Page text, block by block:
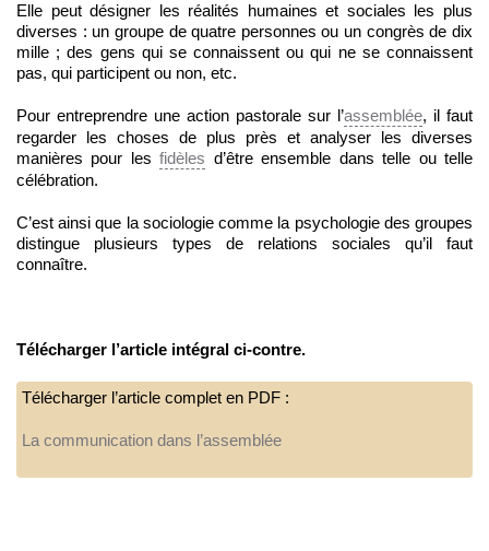
Elle peut désigner les réalités humaines et sociales les plus
diverses : un groupe de quatre personnes ou un congrès de dix
mille ; des gens qui se connaissent ou qui ne se connaissent
pas, qui participent ou non, etc.
Pour entreprendre une action pastorale sur l’assemblée, il faut
regarder les choses de plus près et analyser les diverses
manières pour lesfidèles d’être ensemble dans telle ou telle
célébration.
C’est ainsi que la sociologie comme la psychologie des groupes
distingue plusieurs types de relations sociales qu’il faut
connaître.
Télécharger l’article intégral ci-contre.
Télécharger l’article complet en PDF :
La communication dans l’assemblée